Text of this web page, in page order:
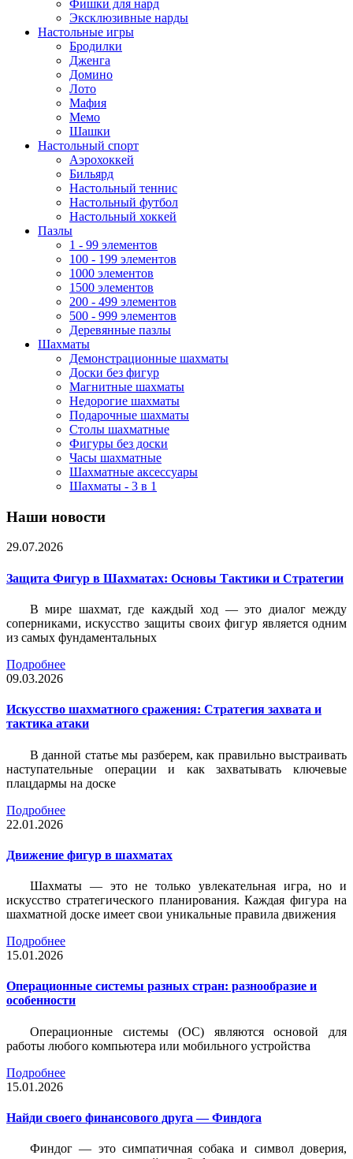
Фишки для нард
Эксклюзивные нарды
Настольные игры
Бродилки
Дженга
Домино
Лото
Мафия
Мемо
Шашки
Настольный спорт
Аэрохоккей
Бильярд
Настольный теннис
Настольный футбол
Настольный хоккей
Пазлы
1 - 99 элементов
100 - 199 элементов
1000 элементов
1500 элементов
200 - 499 элементов
500 - 999 элементов
Деревянные пазлы
Шахматы
Демонстрационные шахматы
Доски без фигур
Магнитные шахматы
Недорогие шахматы
Подарочные шахматы
Столы шахматные
Фигуры без доски
Часы шахматные
Шахматные аксессуары
Шахматы - 3 в 1
Наши новости
29.07.2026
Защита Фигур в Шахматах: Основы Тактики и Стратегии
В мире шахмат, где каждый ход — это диалог между
соперниками, искусство защиты своих фигур является одним
из самых фундаментальных
Подробнее
09.03.2026
Искусство шахматного сражения: Стратегия захвата и
тактика атаки
В данной статье мы разберем, как правильно выстраивать
наступательные операции и как захватывать ключевые
плацдармы на доске
Подробнее
22.01.2026
Движение фигур в шахматах
Шахматы — это не только увлекательная игра, но и
искусство стратегического планирования. Каждая фигура на
шахматной доске имеет свои уникальные правила движения
Подробнее
15.01.2026
Операционные системы разных стран: разнообразие и
особенности
Операционные системы (ОС) являются основой для
работы любого компьютера или мобильного устройства
Подробнее
15.01.2026
Найди своего финансового друга — Финдога
Финдог — это симпатичная собака и символ доверия,